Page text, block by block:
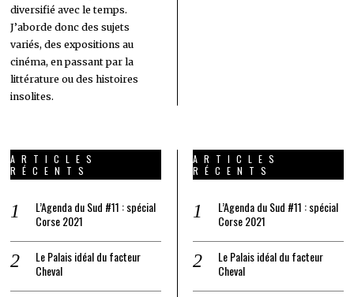
diversifié avec le temps.
J’aborde donc des sujets
variés, des expositions au
cinéma, en passant par la
littérature ou des histoires
insolites.
ARTICLES
RÉCENTS
L’Agenda du Sud #11 : spécial
Corse 2021
Le Palais idéal du facteur
Cheval
ARTICLES
RÉCENTS
L’Agenda du Sud #11 : spécial
Corse 2021
Le Palais idéal du facteur
Cheval